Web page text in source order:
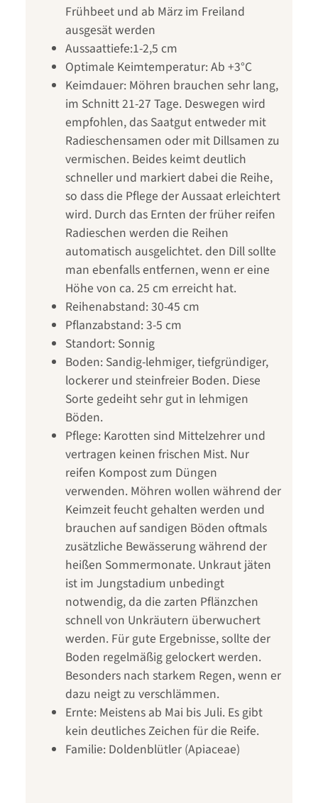
Frühbeet und ab März im Freiland
ausgesät werden
Aussaattiefe:1-2,5 cm
Optimale Keimtemperatur: Ab +3°C
Keimdauer: Möhren brauchen sehr lang,
im Schnitt 21-27 Tage. Deswegen wird
empfohlen, das Saatgut entweder mit
Radieschensamen oder mit Dillsamen zu
vermischen. Beides keimt deutlich
schneller und markiert dabei die Reihe,
so dass die Pflege der Aussaat erleichtert
wird. Durch das Ernten der früher reifen
Radieschen werden die Reihen
automatisch ausgelichtet. den Dill sollte
man ebenfalls entfernen, wenn er eine
Höhe von ca. 25 cm erreicht hat.
Reihenabstand: 30-45 cm
Pflanzabstand: 3-5 cm
Standort: Sonnig
Boden: Sandig-lehmiger, tiefgründiger,
lockerer und steinfreier Boden. Diese
Sorte gedeiht sehr gut in lehmigen
Böden.
Pflege: Karotten sind Mittelzehrer und
vertragen keinen frischen Mist. Nur
reifen Kompost zum Düngen
verwenden. Möhren wollen während der
Keimzeit feucht gehalten werden und
brauchen auf sandigen Böden oftmals
zusätzliche Bewässerung während der
heißen Sommermonate. Unkraut jäten
ist im Jungstadium unbedingt
notwendig, da die zarten Pflänzchen
schnell von Unkräutern überwuchert
werden. Für gute Ergebnisse, sollte der
Boden regelmäßig gelockert werden.
Besonders nach starkem Regen, wenn er
dazu neigt zu verschlämmen.
Ernte: Meistens ab Mai bis Juli. Es gibt
kein deutliches Zeichen für die Reife.
Familie: Doldenblütler (Apiaceae)